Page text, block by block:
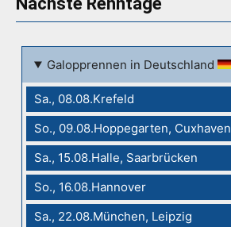
Galopprennen in Deutschland
Sa., 08.08.Krefeld
So., 09.08.Hoppegarten, Cuxhaven
Sa., 15.08.Halle, Saarbrücken
So., 16.08.Hannover
Sa., 22.08.München, Leipzig